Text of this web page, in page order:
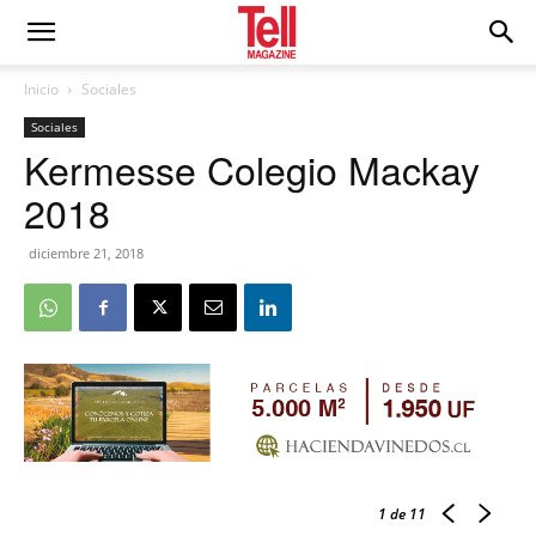
Inicio Sociales
Sociales
Kermesse Colegio Mackay
2018
diciembre 21, 2018
1 de 11